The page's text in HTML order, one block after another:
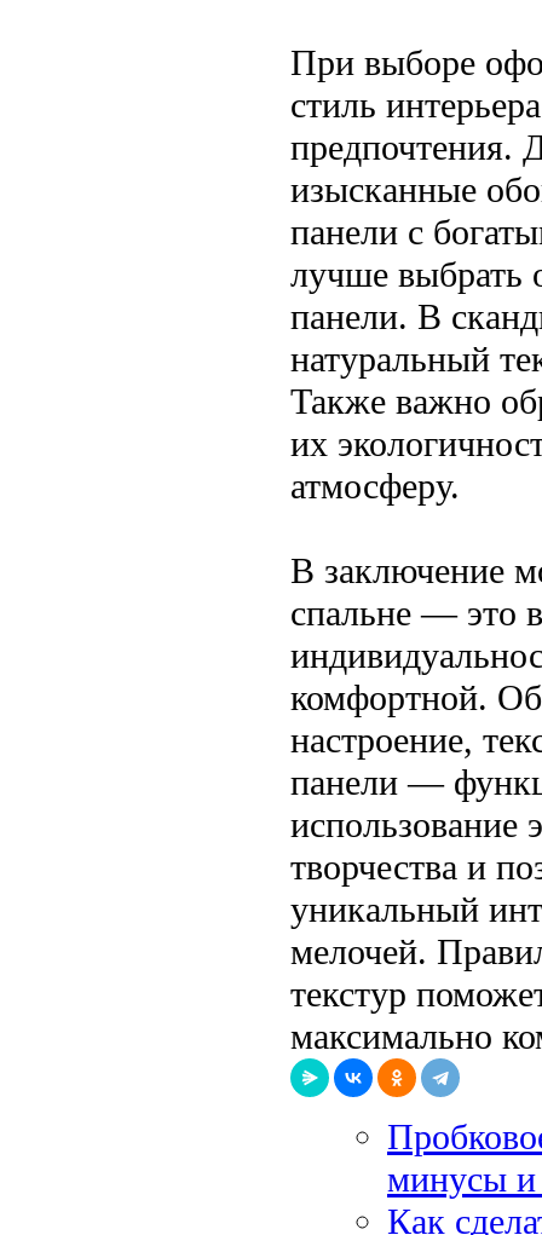
При выборе
стиль
предпочтения.
изысканные
панели с
лучше выбрать
панели. В
натуральный
Также важно
их
атмосферу.
В заключение
спальне — это
комфортной.
настроение,
панели —
использование
творчества и
уникальный
мелочей.
текстур
максимально
минусы
Как